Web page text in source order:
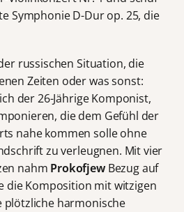
Symphonie D-Dur op. 25, die
russischen Situation, die
Zeiten oder was sonst:
der 26-Jährige Komponist,
die dem Gefühl der
nahe kommen solle ohne
zu verleugnen. Mit vier
nahm ProkofjewBezug auf
die Komposition mit witzigen
harmonische